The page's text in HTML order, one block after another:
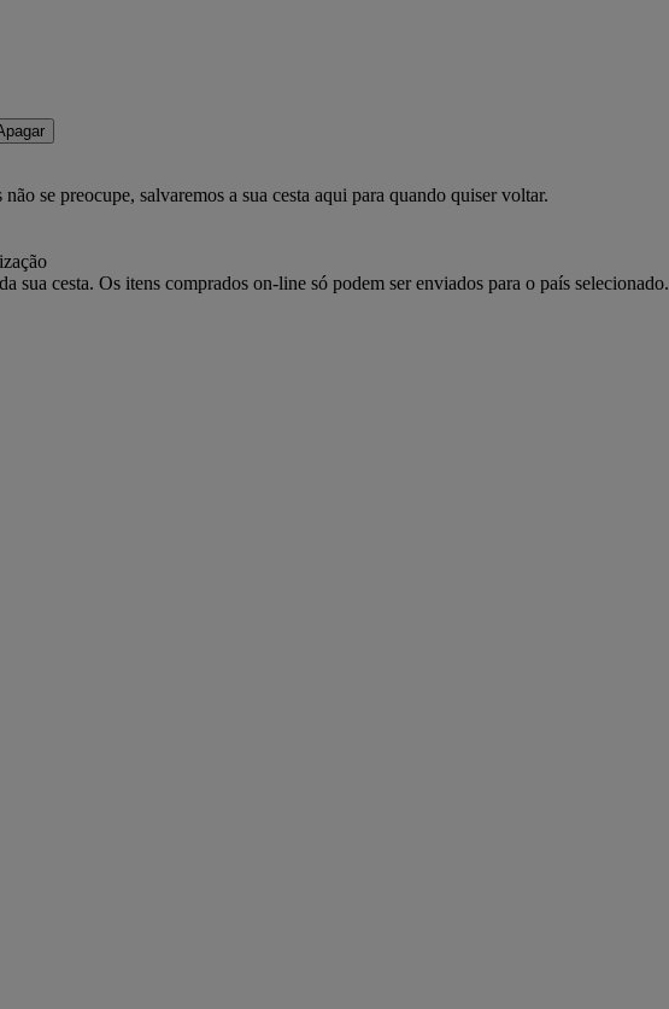
se preocupe, salvaremos a sua cesta aqui para quando quiser voltar.
sua cesta. Os itens comprados on-line só podem ser enviados para o país selecionado.